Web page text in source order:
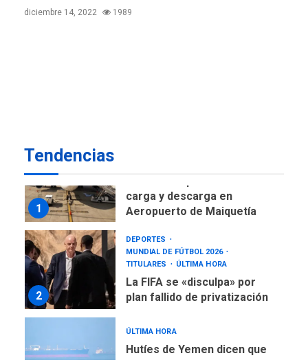
diciembre 14, 2022 1989
Tendencias
de AN 2015
1
carga y descarga en
Aeropuerto de Maiquetía
2
MUNDIAL DE FÚTBOL 2026
TITULARES
ÚLTIMA HORA
plan fallido de privatización
atacaron dos petroleros